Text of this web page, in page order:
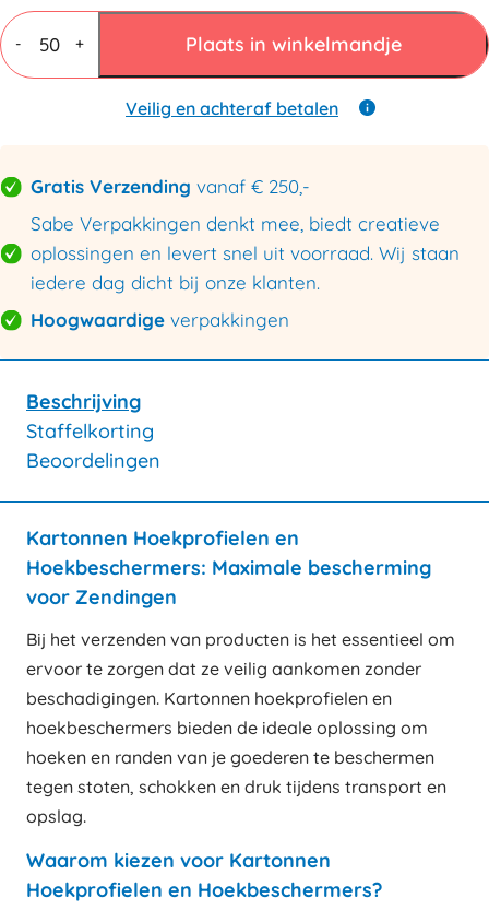
-
Hoekprofielen
Karton
50x50x1800mm
+ Plaats in winkelmandje
Veilig en achteraf betalen
Gratis Verzending vanaf € 250,-
Sabe Verpakkingen denkt mee, biedt creatieve
oplossingen en levert snel uit voorraad. Wij staan
iedere dag dicht bij onze klanten.
Hoogwaardige verpakkingen
Beschrijving
Staffelkorting
Beoordelingen
Kartonnen Hoekprofielen en
Hoekbeschermers: Maximale bescherming
voor Zendingen
Bij het verzenden van producten is het essentieel om
ervoor te zorgen dat ze veilig aankomen zonder
beschadigingen. Kartonnen hoekprofielen en
hoekbeschermers bieden de ideale oplossing om
hoeken en randen van je goederen te beschermen
tegen stoten, schokken en druk tijdens transport en
opslag.
Waarom kiezen voor Kartonnen
Hoekprofielen en Hoekbeschermers?